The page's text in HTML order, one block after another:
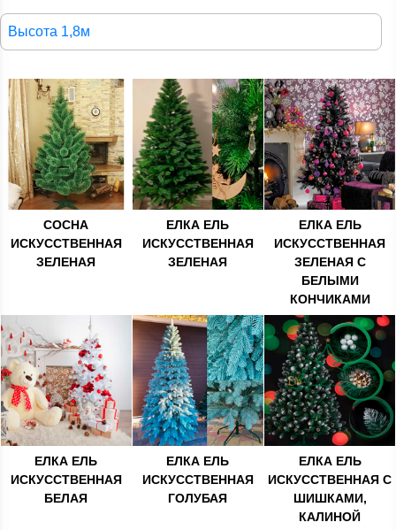
Высота 1,8м
СОСНА
ИСКУССТВЕННАЯ
ЗЕЛЕНАЯ
ЕЛКА ЕЛЬ
ИСКУССТВЕННАЯ
ЗЕЛЕНАЯ
ЕЛКА ЕЛЬ
ИСКУССТВЕННАЯ
ЗЕЛЕНАЯ С
БЕЛЫМИ
КОНЧИКАМИ
ЕЛКА ЕЛЬ
ИСКУССТВЕННАЯ
БЕЛАЯ
ЕЛКА ЕЛЬ
ИСКУССТВЕННАЯ
ГОЛУБАЯ
ЕЛКА ЕЛЬ
ИСКУССТВЕННАЯ С
ШИШКАМИ,
КАЛИНОЙ